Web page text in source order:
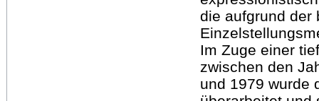
die aufgrund der
Im Zuge einer
zwischen den
und 1979 wurde